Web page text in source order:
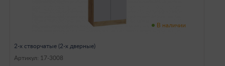
В наличии
2-х створчатые (2-х дверные)
Артикул: 17-3008